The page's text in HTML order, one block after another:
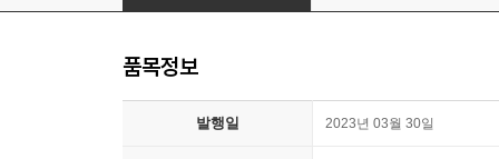
품목정보
발행일 2023년 03월 30일